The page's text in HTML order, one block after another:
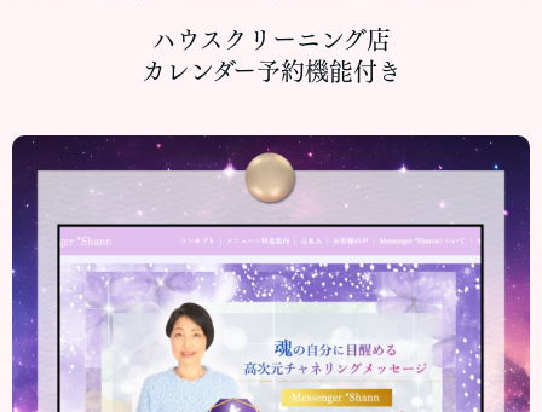
ハウスクリーニング店
カレンダー予約機能付き